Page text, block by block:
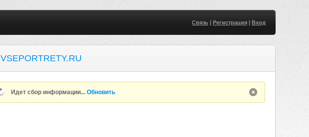
Связь| Регистрация| Вход
VSEPORTRETY.RU
Идет сбор информации...Обновить